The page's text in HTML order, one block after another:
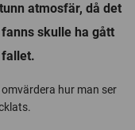
atmosfär, då det
skulle ha gått
hur man ser